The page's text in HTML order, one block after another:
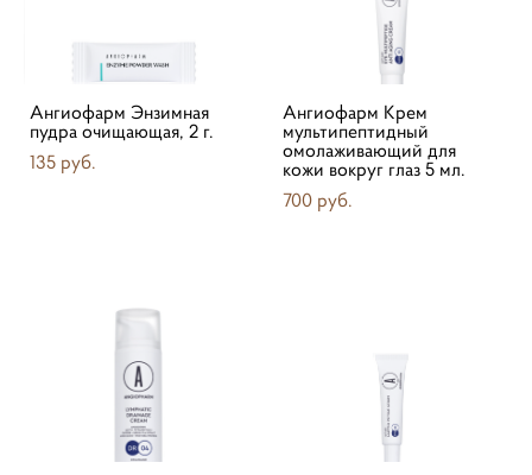
Ангиофарм Энзимная
пудра очищающая, 2 г.
135 pуб.
Ангиофарм Крем
мультипептидный
омолаживающий для
кожи вокруг глаз 5 мл.
700 pуб.